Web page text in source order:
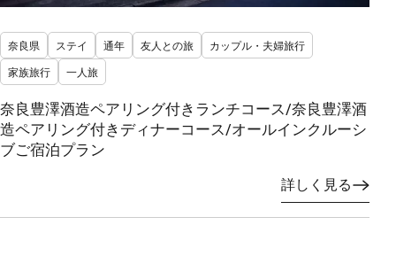
奈良県 ステイ 通年 友人との旅
カップル・夫婦旅行
家族旅行
一人旅
奈良豊澤酒造ペアリング付きランチコース/奈良豊澤酒
造ペアリング付きディナーコース/オールインクルーシ
ブご宿泊プラン
詳しく見る